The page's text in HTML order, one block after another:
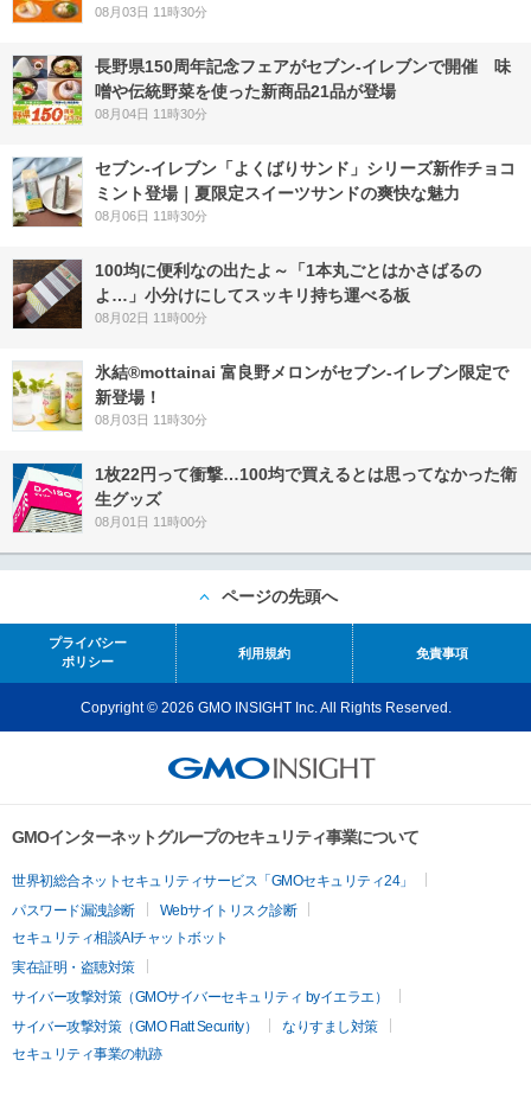
08月03日 11時30分
長野県150周年記念フェアがセブン-イレブンで開催 味
噌や伝統野菜を使った新商品21品が登場
08月04日 11時30分
セブン‐イレブン「よくばりサンド」シリーズ新作チョコ
ミント登場｜夏限定スイーツサンドの爽快な魅力
08月06日 11時30分
100均に便利なの出たよ～「1本丸ごとはかさばるの
よ…」小分けにしてスッキリ持ち運べる板
08月02日 11時00分
氷結®mottainai 富良野メロンがセブン‐イレブン限定で
新登場！
08月03日 11時30分
1枚22円って衝撃…100均で買えるとは思ってなかった衛
生グッズ
08月01日 11時00分
ページの先頭へ
プライバシー
ポリシー
利用規約 免責事項
Copyright © 2026 GMO INSIGHT Inc. All Rights Reserved.
GMOインターネットグループのセキュリティ事業について
世界初総合ネットセキュリティサービス「GMOセキュリティ24」
パスワード漏洩診断
Webサイトリスク診断
セキュリティ相談AIチャットボット
実在証明・盗聴対策
サイバー攻撃対策（GMOサイバーセキュリティ byイエラエ）
サイバー攻撃対策（GMO Flatt Security）
なりすまし対策
セキュリティ事業の軌跡